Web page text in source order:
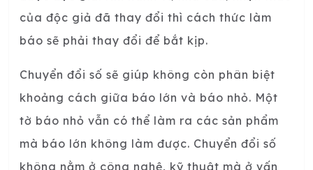
của độc giả đã thay đổi thì cách thức làm
báo sẽ phải thay đổi để bắt kịp.
Chuyển đổi số sẽ giúp không còn phân biệt
khoảng cách giữa báo lớn và báo nhỏ. Một
tờ báo nhỏ vẫn có thể làm ra các sản phẩm
mà báo lớn không làm được. Chuyển đổi số
không nằm ở công nghệ, kỹ thuật mà ở vấn